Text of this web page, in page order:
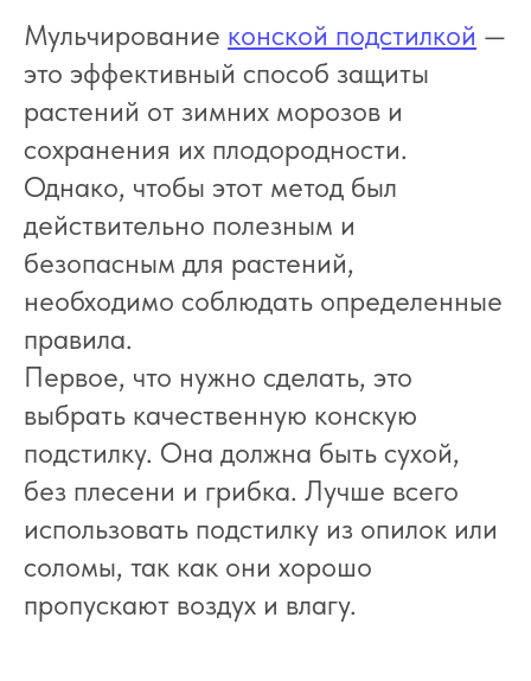
Мульчирование конской подстилкой —
это эффективный способ защиты
растений от зимних морозов и
сохранения их плодородности.
Однако, чтобы этот метод был
действительно полезным и
безопасным для растений,
необходимо соблюдать определенные
правила.
Первое, что нужно сделать, это
выбрать качественную конскую
подстилку. Она должна быть сухой,
без плесени и грибка. Лучше всего
использовать подстилку из опилок или
соломы, так как они хорошо
пропускают воздух и влагу.